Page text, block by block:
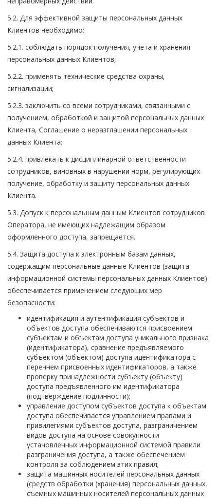
5.2. Для эффективной защиты персональных данных
Клиентов необходимо:
5.2.1. соблюдать порядок получения, учета и хранения
персональных данных Клиентов;
5.2.2. применять технические средства охраны,
сигнализации;
5.2.3. заключить со всеми сотрудниками, связанными с
получением, обработкой и защитой персональных данных
Клиента, Соглашение о неразглашении персональных
данных Клиента;
5.2.4. привлекать к дисциплинарной ответственности
сотрудников, виновных в нарушении норм, регулирующих
получение, обработку и защиту персональных данных
Клиента.
5.3. Допуск к персональным данным Клиентов сотрудников
Оператора, не имеющих надлежащим образом
оформленного доступа, запрещается.
5.4. Защита доступа к электронным базам данных,
содержащим персональные данные Клиентов (защита
информационной системы персональных данных Клиентов)
обеспечивается применением следующих мер
безопасности:
идентификация и аутентификация субъектов и
объектов доступа обеспечиваются присвоением
субъектам и объектам доступа уникального признака
(идентификатора), сравнение предъявляемого
субъектом (объектом) доступа идентификатора с
перечнем присвоенных идентификаторов, а также
проверку принадлежности субъекту (объекту)
доступа предъявленного им идентификатора
(подтверждение подлинности);
управление доступом субъектов доступа к объектам
доступа обеспечивается управлением правами и
привилегиями субъектов доступа, разграничением
видов доступа на основе совокупности
установленных информационной системой правили
разграничения доступа, а также обеспечением
контроля за соблюдением этих правил;
защита машинных носителей персональных данных
(средств обработки (хранения) персональных данных,
съемных машинных носителей персональных данных